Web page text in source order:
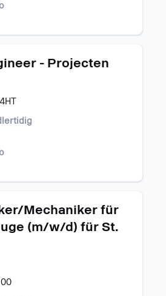
- Projecten
Mechaniker für
(m/w/d) für St.